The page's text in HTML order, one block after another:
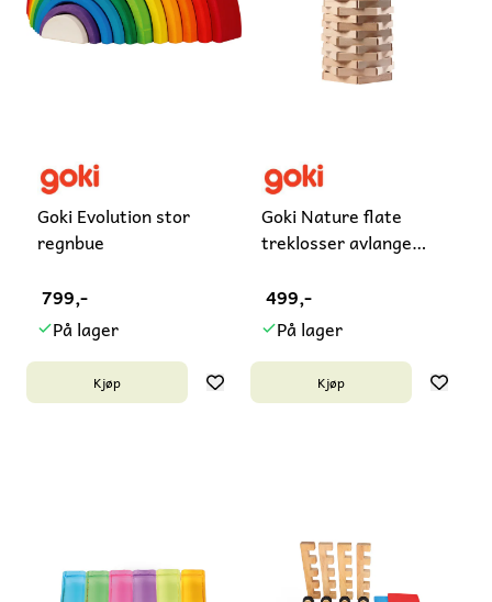
Goki Evolution stor
regnbue
799,-
På lager
Kjøp
Goki Nature flate
treklosser avlange
499,-
På lager
Kjøp